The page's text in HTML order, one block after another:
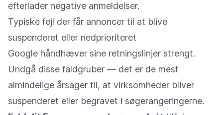
efterlader negative anmeldelser.
Typiske fejl der får annoncer til at blive
suspenderet eller nedprioriteret
Google håndhæver sine retningslinjer strengt.
Undgå disse faldgruber — det er de mest
almindelige årsager til, at virksomheder bliver
suspenderet eller begravet i søgerangeringerne.